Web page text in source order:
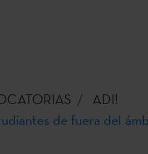
ADI!
de fuera del